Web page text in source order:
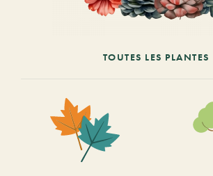
TOUTES LES PLANTES